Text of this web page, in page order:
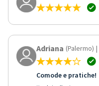
Adriana (Palermo) |
Comode e pratiche!